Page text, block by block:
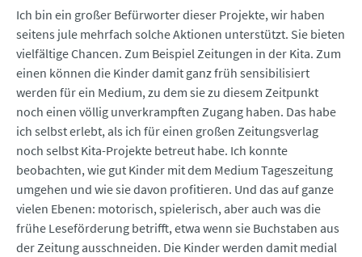
Ich bin ein großer Befürworter dieser Projekte, wir haben
seitens jule mehrfach solche Aktionen unterstützt. Sie bieten
vielfältige Chancen. Zum Beispiel Zeitungen in der Kita. Zum
einen können die Kinder damit ganz früh sensibilisiert
werden für ein Medium, zu dem sie zu diesem Zeitpunkt
noch einen völlig unverkrampften Zugang haben. Das habe
ich selbst erlebt, als ich für einen großen Zeitungsverlag
noch selbst Kita-Projekte betreut habe. Ich konnte
beobachten, wie gut Kinder mit dem Medium Tageszeitung
umgehen und wie sie davon profitieren. Und das auf ganze
vielen Ebenen: motorisch, spielerisch, aber auch was die
frühe Leseförderung betrifft, etwa wenn sie Buchstaben aus
der Zeitung ausschneiden. Die Kinder werden damit medial